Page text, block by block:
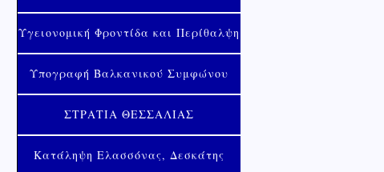
Υγειονομική Φροντίδα και Περίθαλψη
Υπογραφή Βαλκανικού Συμφώνου
ΣΤΡΑΤΙΑ ΘΕΣΣΑΛΙΑΣ
Κατάληψη Ελασσόνας, Δεσκάτης